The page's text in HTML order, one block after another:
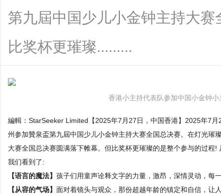
第九屆中国少儿小金钟主持大
比奖杯更璀璨.........
香港小主持代表队参加中国小金钟
編輯：StarSeeker Limited【2025年7月27日，中国香港】2025年7
州参加贊泉盃第九屆中国少儿小金钟主持大赛全国总决赛。在灯光璀
大赛全国总决赛圆满落下帷幕。但比奖杯更璀璨的是整个参与的过
我们看到了:
【语言的魔法】 孩子们用童声诠释文字的力量，激昂，深情灵动，每
【从容的气场】 面对着镜头与观众，那份超越年龄的镇定和自信，让